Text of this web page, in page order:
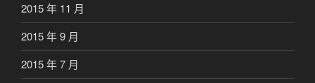
2015 年 11 月
2015 年 9 月
2015 年 7 月